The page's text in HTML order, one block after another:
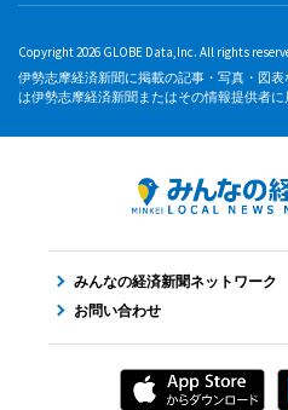
Copyright 2026 GLOBE Data,Inc. All rights
伊勢志摩経済新聞に掲載の記事・写真・図
は伊勢志摩経済新聞またはその情報提供者に
みんなの経済新聞ネットワーク
お問い合わせ